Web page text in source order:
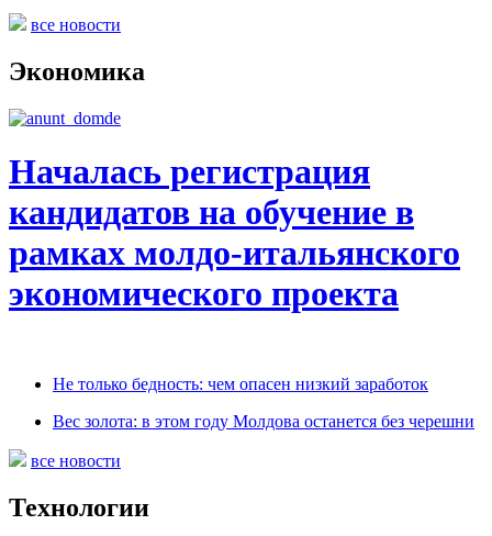
все новости
Экономика
Началась регистрация
кандидатов на обучение в
рамках молдо-итальянского
экономического проекта
Не только бедность: чем опасен низкий заработок
Вес золота: в этом году Молдова останется без черешни
все новости
Технологии